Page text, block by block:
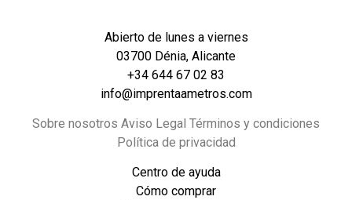
Abierto de lunes a viernes
03700 Dénia, Alicante
+34 644 67 02 83
info@imprentaametros.com
Sobre nosotros Aviso Legal Términos y condiciones
Política de privacidad
Centro de ayuda
Cómo comprar